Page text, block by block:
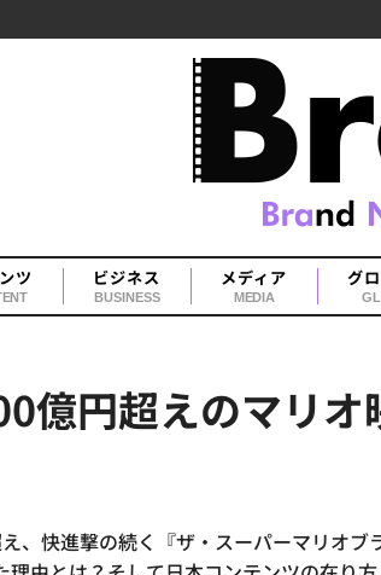
ツ ビジネス
BUSINESS
メディア
MEDIA
グ
億円超えのマリ
、快進撃の続く『ザ・スーパーマリオ